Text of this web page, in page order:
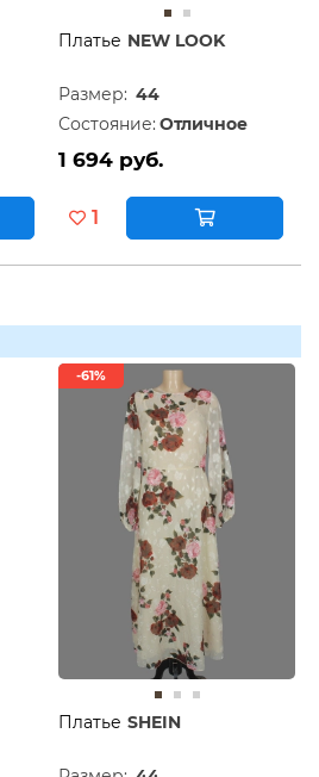
Платье NEW LOOK
Размер: 44
Состояние: Отличное
1 694 руб.
1
-61%
Платье SHEIN